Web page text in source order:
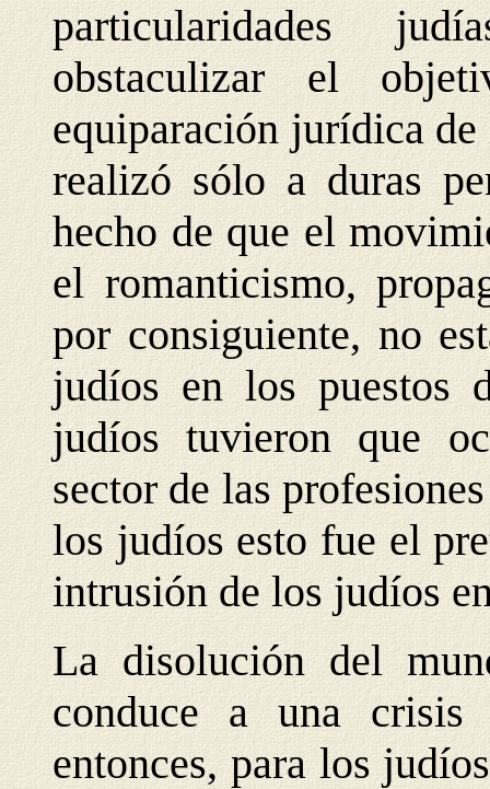
particularidades
obstaculizar el
equiparación jurídica
realizó sólo a duras
hecho de que el
el romanticismo,
por consiguiente, no
judíos en los puestos
judíos tuvieron que
sector de las
los judíos esto fue el
intrusión de los judíos
La disolución del
conduce a una crisis
entonces, para los